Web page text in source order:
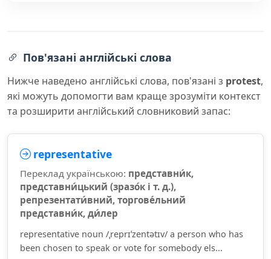
Пов'язані англійські слова
Нижче наведено англійські слова, пов'язані з protest,
які можуть допомогти вам краще зрозуміти контекст
та розширити англійський словниковий запас:
representative
Переклад українською: представни́к,
представни́цький (зразо́к і т. д.),
репрезентати́вний, торгове́льний
представни́к, ди́лер
representative noun /ˌreprɪˈzentətɪv/ a person who has
been chosen to speak or vote for somebody els...